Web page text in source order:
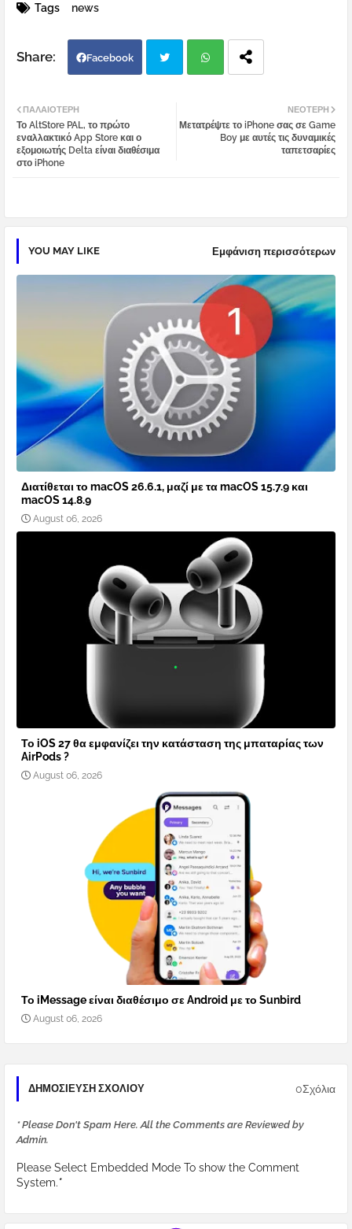
Tags news
Facebook
atsa
ΝΕΌΤΕΡΗ
Μετατρέψτε το iPhone σας σε Game
Boy με αυτές τις δυναμικές
ταπετσαρίες
ΠΑΛΑΙΌΤΕΡΗ
Το AltStore PAL, το πρώτο
εναλλακτικό App Store και ο
εξομοιωτής Delta είναι διαθέσιμα
στο iPhone
YOU MAY LIKE Εμφάνιση περισσότερων
Διατίθεται το macOS 26.6.1, μαζί με τα macOS 15.7.9 και
macOS 14.8.9
August 06, 2026
Το iOS 27 θα εμφανίζει την κατάσταση της μπαταρίας των
AirPods ?
August 06, 2026
Το iMessage είναι διαθέσιμο σε Android με το Sunbird
August 06, 2026
ΔΗΜΟΣΊΕΥΣΗ ΣΧΟΛΊΟΥ 0Σχόλια
* Please Don't Spam Here. All the Comments are Reviewed by
Admin.
Please Select Embedded Mode To show the Comment
System.*